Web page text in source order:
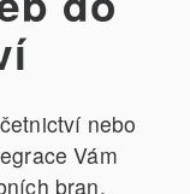
nebo
Vám
bran,